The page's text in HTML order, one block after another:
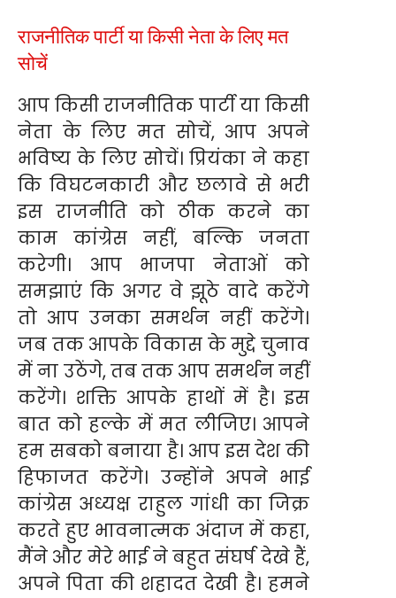
राजनीतिक पार्टी या किसी नेता के लिए मत
सोचें
आप किसी राजनीतिक पार्टी या किसी
नेता के लिए मत सोचें, आप अपने
भविष्य के लिए सोचें। प्रियंका ने कहा
कि विघटनकारी और छलावे से भरी
इस राजनीति को ठीक करने का
काम कांग्रेस नहीं, बल्कि जनता
करेगी। आप भाजपा नेताओं को
समझाएं कि अगर वे झूठे वादे करेंगे
तो आप उनका समर्थन नहीं करेंगे।
जब तक आपके विकास के मुद्दे चुनाव
में ना उठेंगे, तब तक आप समर्थन नहीं
करेंगे। शक्ति आपके हाथों में है। इस
बात को हल्के में मत लीजिए। आपने
हम सबको बनाया है। आप इस देश की
हिफाजत करेंगे। उन्होंने अपने भाई
कांग्रेस अध्यक्ष राहुल गांधी का जिक्र
करते हुए भावनात्मक अंदाज में कहा,
मैंने और मेरे भाई ने बहुत संघर्ष देखे हैं,
अपने पिता की शहादत देखी है। हमने